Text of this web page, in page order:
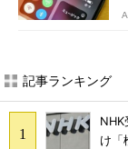
記事ランキング
NHK
け「